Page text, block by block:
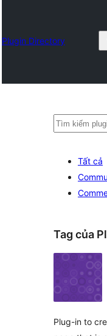
Plugin Directory
Tìm
Tất cả
Tag của
Plug-in to